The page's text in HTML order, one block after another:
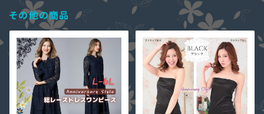
その他の商品